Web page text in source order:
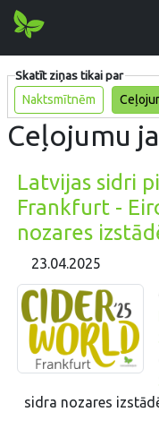
Skatīt ziņas tikai par
Naktsmītnēm
Ceļojumu
Latvijas sidri
Frankfurt -
nozares
23.04.2025
sidra nozares